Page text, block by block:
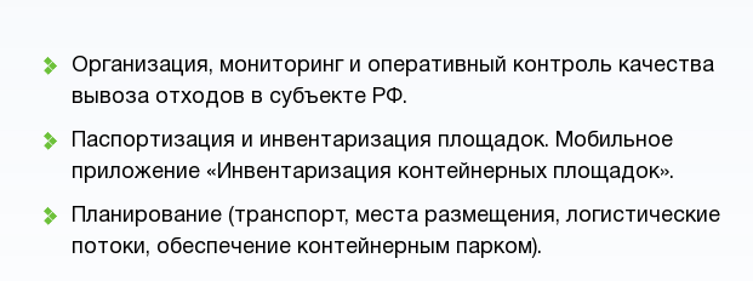
Организация, мониторинг и оперативный контроль качества
вывоза отходов в субъекте РФ.
Паспортизация и инвентаризация площадок. Мобильное
приложение «Инвентаризация контейнерных площадок».
Планирование (транспорт, места размещения, логистические
потоки, обеспечение контейнерным парком).